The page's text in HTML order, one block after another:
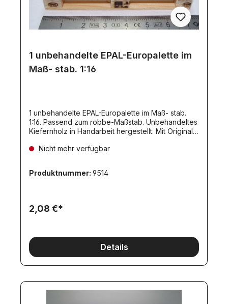
1 unbehandelte EPAL-Europalette im
Maß- stab. 1:16
1 unbehandelte EPAL-Europalette im Maß- stab.
1:16. Passend zum robbe-Maßstab. Unbehandeltes
Kiefernholz in Handarbeit hergestellt. Mit Original-
Die Palette ist rundum sägerau und nicht
9,5mmDiesen Artikel haben wir nur in kleinen
Mengen am Lager! Die Lieferzeit kann deshalb ca.
Nicht mehr verfügbar
Produktnummer: 9514
2,08 €*
Details